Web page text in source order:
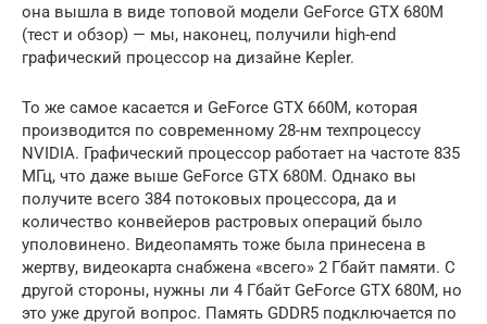
она вышла в виде топовой модели GeForce GTX 680M
(тест и обзор) — мы, наконец, получили high-end
графический процессор на дизайне Kepler.
То же самое касается и GeForce GTX 660M, которая
производится по современному 28-нм техпроцессу
NVIDIA. Графический процессор работает на частоте 835
МГц, что даже выше GeForce GTX 680M. Однако вы
получите всего 384 потоковых процессора, да и
количество конвейеров растровых операций было
уполовинено. Видеопамять тоже была принесена в
жертву, видеокарта снабжена «всего» 2 Гбайт памяти. С
другой стороны, нужны ли 4 Гбайт GeForce GTX 680M, но
это уже другой вопрос. Память GDDR5 подключается по